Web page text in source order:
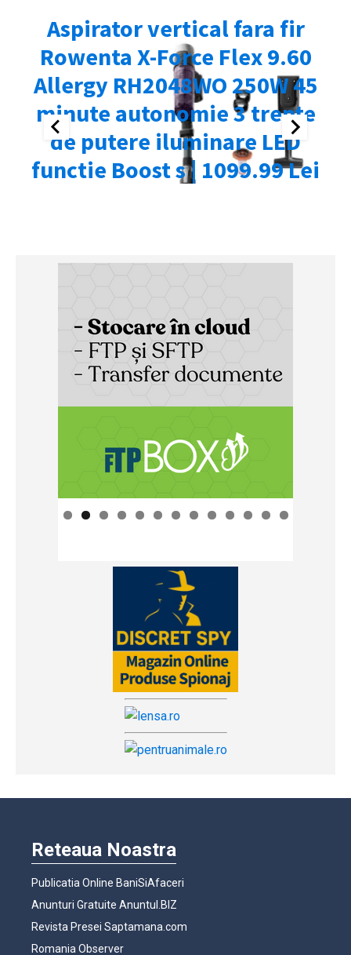
Reteaua Noastra
Publicatia Online BaniSiAfaceri
Anunturi Gratuite Anuntul.BIZ
Revista Presei Saptamana.com
Romania Observer